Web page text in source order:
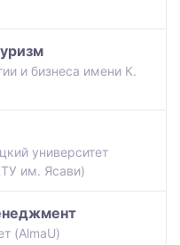
и бизнеса имени К.
университет
им. Ясави)
(AlmaU)